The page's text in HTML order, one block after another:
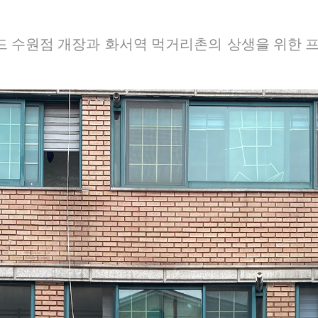
수원점 개장과 화서역 먹거리촌의 상생을 위한